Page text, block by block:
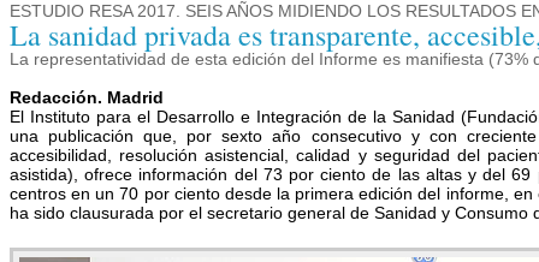
ESTUDIO RESA 2017. SEIS AÑOS MIDIENDO LOS RESULTADOS
La sanidad privada es transparente,
La representatividad de esta edición del Informe es manifiesta
Redacción. Madrid
El Instituto para el Desarrollo e Integración de la Sanidad
una publicación que, por sexto año consecutivo y con
accesibilidad, resolución asistencial, calidad y seguridad del
asistida), ofrece información del 73 por ciento de las altas y del
centros en un 70 por ciento desde la primera edición del informe,
ha sido clausurada por el secretario general de Sanidad y